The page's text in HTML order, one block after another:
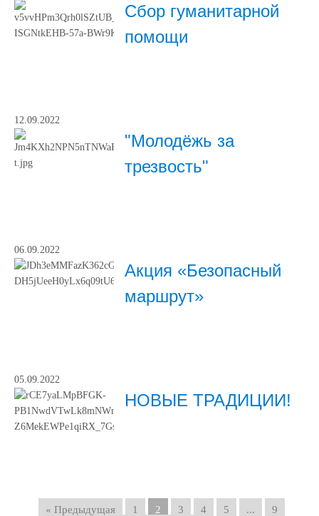
Cбор гуманитарной
помощи
12.09.2022
"Молодёжь за
трезвость"
06.09.2022
Акция «Безопасный
маршрут»
05.09.2022
НОВЫЕ ТРАДИЦИИ!
« Предыдущая 1 2 3 4 5 ...
9